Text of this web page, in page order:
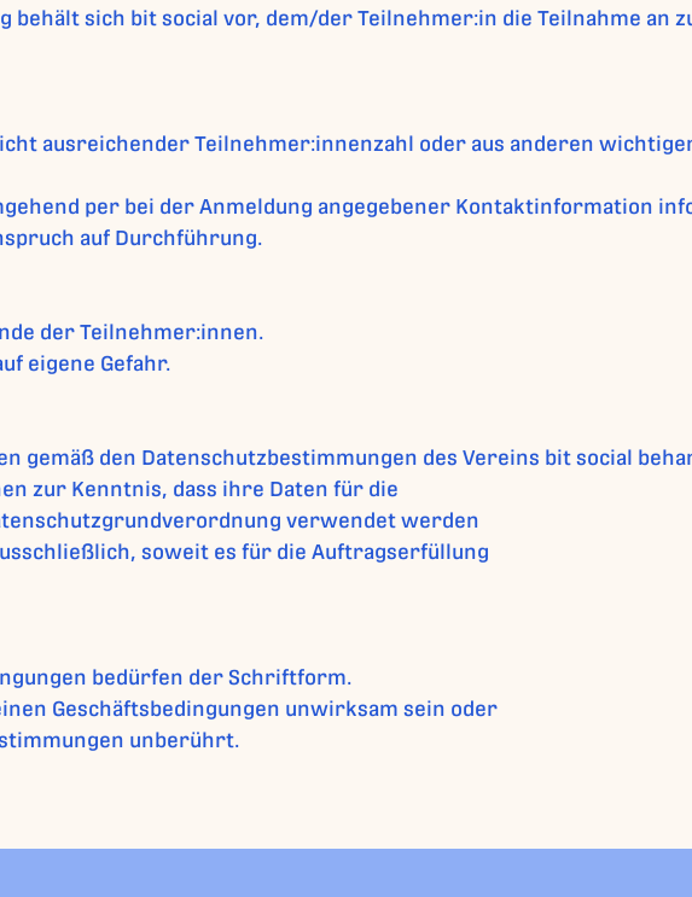
sich bit social vor, dem/der Teilnehmer:in die Teilnahme an
ausreichender Teilnehmer:innenzahl oder aus anderen
per bei der Anmeldung angegebener Kontaktinformation
auf Durchführung.
der Teilnehmer:innen.
eigene Gefahr.
gemäß den Datenschutzbestimmungen des Vereins bit social
zur Kenntnis, dass ihre Daten für die
verwendet werden
soweit es für die Auftragserfüllung
bedürfen der Schriftform.
Geschäftsbedingungen unwirksam sein oder
unberührt.